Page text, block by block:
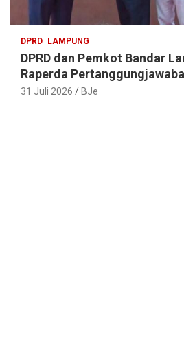
DPRD LAMPUNG
DPRD dan Pemkot Bandar
Raperda
31 Juli 2026 BJe